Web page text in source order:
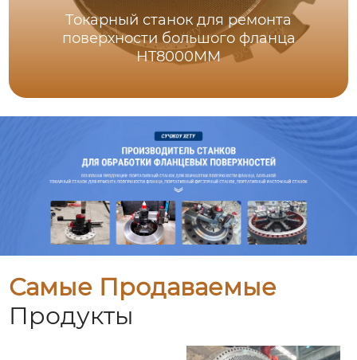
Токарный станок для ремонта
поверхности большого фланца
HT8000MM
Самые Продаваемые
Продукты